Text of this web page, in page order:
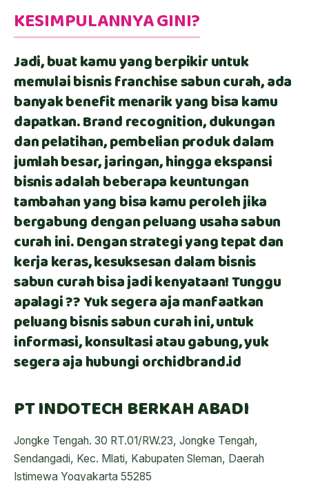
KESIMPULANNYA GINI?
Jadi, buat kamu yang berpikir untuk
memulai bisnis franchise sabun curah, ada
banyak benefit menarik yang bisa kamu
dapatkan. Brand recognition, dukungan
dan pelatihan, pembelian produk dalam
jumlah besar, jaringan, hingga ekspansi
bisnis adalah beberapa keuntungan
tambahan yang bisa kamu peroleh jika
bergabung dengan peluang usaha sabun
curah ini. Dengan strategi yang tepat dan
kerja keras, kesuksesan dalam bisnis
sabun curah bisa jadi kenyataan! Tunggu
apalagi ?? Yuk segera aja manfaatkan
peluang bisnis sabun curah ini, untuk
informasi, konsultasi atau gabung, yuk
segera aja hubungi orchidbrand.id
PT INDOTECH BERKAH ABADI
Jongke Tengah. 30 RT.01/RW.23, Jongke Tengah,
Sendangadi, Kec. Mlati, Kabupaten Sleman, Daerah
Istimewa Yogyakarta 55285